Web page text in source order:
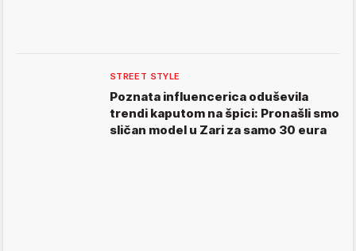
STREET STYLE
Poznata influencerica oduševila
trendi kaputom na špici: Pronašli smo
sličan model u Zari za samo 30 eura